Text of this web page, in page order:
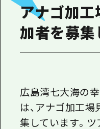
関連リ
アナゴ加工
加者を募集
広島湾七大海の
は、アナゴ加工
集しています。ツ